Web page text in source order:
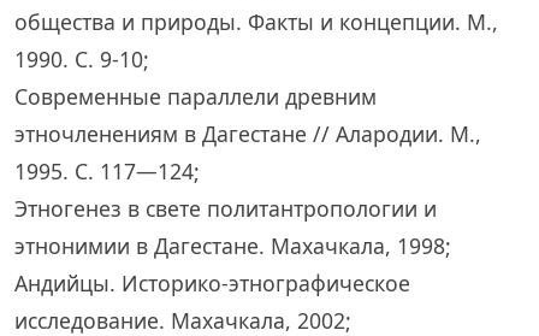
общества и природы. Факты и концепции. М.,
1990. С. 9-10;
Современные параллели древним
этночленениям в Дагестане // Алародии. М.,
1995. С. 117—124;
Этногенез в свете политантропологии и
этнонимии в Дагестане. Махачкала, 1998;
Андийцы. Историко-этнографическое
исследование. Махачкала, 2002;